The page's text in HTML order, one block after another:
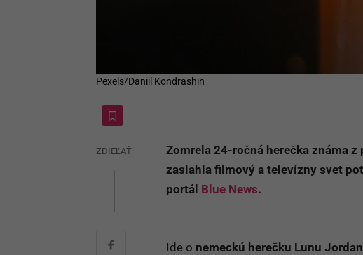
Pexels/Daniil Kondrashin
ZDIEĽAŤ Zomrela 24-ročná herečka známa
zasiahla filmový a televízny svet
portál Blue News.
Ide o nemeckú herečku Lunu Jordan